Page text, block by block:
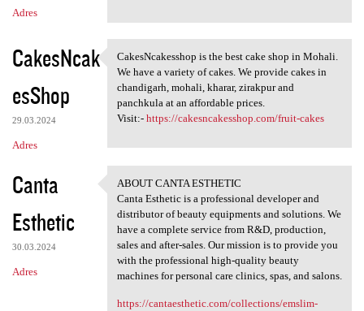
Adres
CakesNcak
esShop
29.03.2024
Adres
CakesNcakesshop is the best
CakesNcakesshop is the best cake shop in Mohali.
We have a variety of cakes. We provide cakes in
chandigarh, mohali, kharar, zirakpur and
panchkula at an affordable prices.
Visit:- https://cakesncakesshop.com/fruit-cakes
Canta
Esthetic
30.03.2024
Adres
ABOUT CANTA ESTHETIC
ABOUT CANTA ESTHETIC
Canta Esthetic is a professional developer and
distributor of beauty equipments and solutions. We
have a complete service from R&D, production,
sales and after-sales. Our mission is to provide you
with the professional high-quality beauty
machines for personal care clinics, spas, and salons.
https://cantaesthetic.com/collections/emslim-